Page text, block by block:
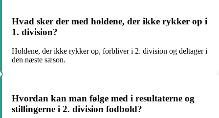
Hvad sker der med holdene, der ikke rykker op i
1. division?
Holdene, der ikke rykker op, forbliver i 2. division og deltager i
den næste sæson.
Hvordan kan man følge med i resultaterne og
stillingerne i 2. division fodbold?